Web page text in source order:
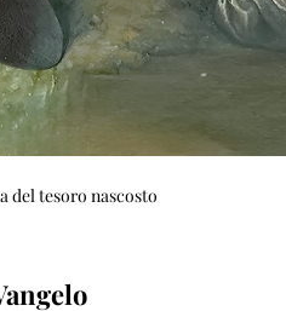
del tesoro nascosto